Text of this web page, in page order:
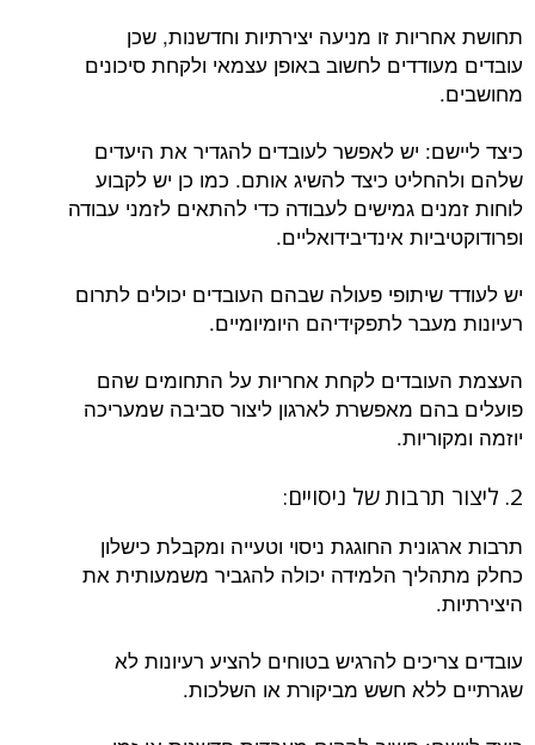
תחושת אחריות זו מניעה יצירתיות וחדשנות, שכן
עובדים מעודדים לחשוב באופן עצמאי ולקחת סיכונים
מחושבים.
כיצד ליישם: יש לאפשר לעובדים להגדיר את היעדים
שלהם ולהחליט כיצד להשיג אותם. כמו כן יש לקבוע
לוחות זמנים גמישים לעבודה כדי להתאים לזמני עבודה
ופרודוקטיביות אינדיבידואליים.
יש לעודד שיתופי פעולה שבהם העובדים יכולים לתרום
רעיונות מעבר לתפקידיהם היומיומיים.
העצמת העובדים לקחת אחריות על התחומים שהם
פועלים בהם מאפשרת לארגון ליצור סביבה שמעריכה
יוזמה ומקוריות.
2. ליצור תרבות של ניסויים:
תרבות ארגונית החוגגת ניסוי וטעייה ומקבלת כישלון
כחלק מתהליך הלמידה יכולה להגביר משמעותית את
היצירתיות.
עובדים צריכים להרגיש בטוחים להציע רעיונות לא
שגרתיים ללא חשש מביקורת או השלכות.